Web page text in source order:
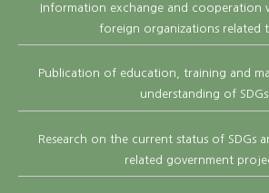
Information exchange and cooperation
foreign organizations related
Publication of education, training and
understanding of SDGs
Research on the current status of SDGs
related government